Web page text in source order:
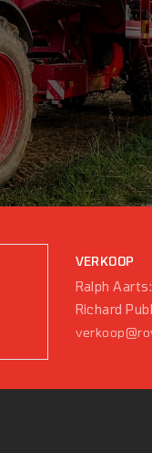
VERKOOP
Ralph Aarts:
Richard